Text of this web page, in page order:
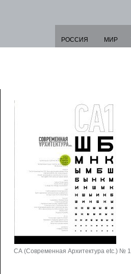
РОССИЯ МИР
СА (Современная Архитектура etc.) № 1